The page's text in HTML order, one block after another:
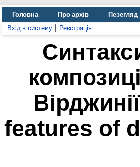
Головна Про архів Перегляд
Вхід в систему
Реєстрація
features of